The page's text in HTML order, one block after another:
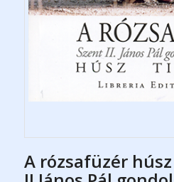
A rózsafüzér